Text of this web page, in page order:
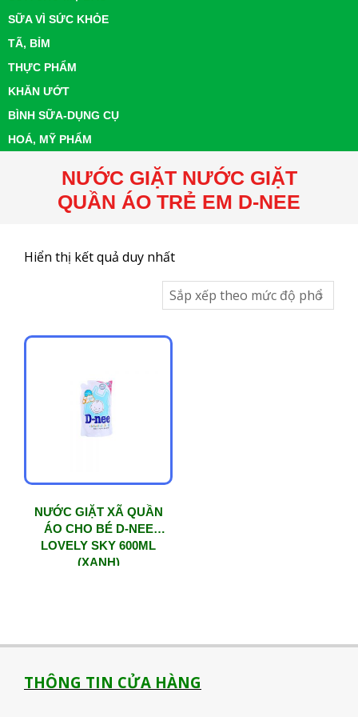
SỮA VÌ SỨC KHỎE
TÃ, BỈM
THỰC PHẨM
KHĂN ƯỚT
BÌNH SỮA-DỤNG CỤ
HOÁ, MỸ PHẨM
NƯỚC GIẶT NƯỚC GIẶT
QUẦN ÁO TRẺ EM D-NEE
Hiển thị kết quả duy nhất
NƯỚC GIẶT XÃ QUẦN
ÁO CHO BÉ D-NEE
LOVELY SKY 600ML
(XANH)
THÔNG TIN CỬA HÀNG